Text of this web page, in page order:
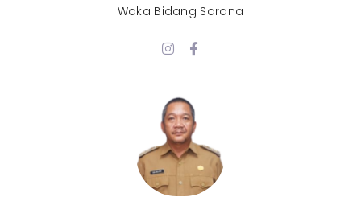
Waka Bidang Sarana​